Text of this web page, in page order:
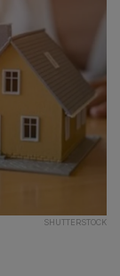
SHUTTERSTOCK